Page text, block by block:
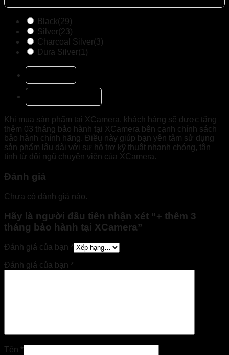
Black(29)
Silver(23)
Charcoal Silver(3)
Dura Silver(1)
Khi mua sản phẩm tại XCamera, khách hàng sẽ được tặng
thêm 03 tháng bảo hành tại XCamera bên cạnh chính sách
bảo hành chính hãng. Điều này giúp bạn yên tâm sử dụng
sản phẩm lâu dài với sự hỗ trợ kỹ thuật nhanh chóng, tận
tình từ đội ngũ chuyên viên của XCamera.
Đánh giá
Chưa có đánh giá nào.
Hãy là người đầu tiên nhận xét “+ thêm 3
tháng bảo hành tại XCamera”
Đánh giá của bạn *
Đánh giá của bạn *
Tên *